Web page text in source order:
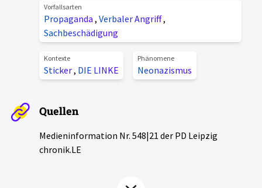
Pressemitteilungen
Podcasts
Projektbeschreibung
Kontakt
Unterstützer_innen
Spenden
chronik.LE in der Presse
Vorfallsarten
Propaganda , Verbaler Angriff,
Sachbeschädigung
Kontexte
Sticker, DIE LINKE
Phänomene
Neonazismus
Quellen
Medieninformation Nr. 548|21 der PD Leipzig
chronik.LE